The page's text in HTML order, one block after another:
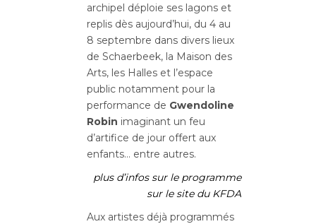
archipel déploie ses lagons et
replis dès aujourd’hui, du 4 au
8 septembre dans divers lieux
de Schaerbeek, la Maison des
Arts, les Halles et l’espace
public notamment pour la
performance de Gwendoline
Robin imaginant un feu
d’artifice de jour offert aux
enfants… entre autres.
plus d’infos sur le programme
sur le site du KFDA
Aux artistes déjà programmés